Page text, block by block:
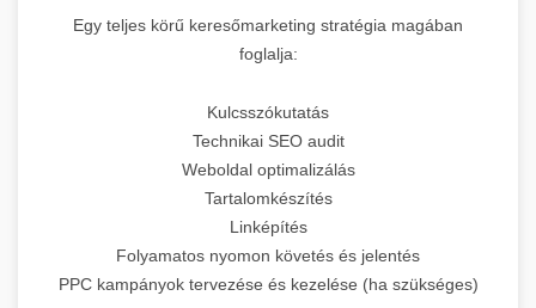
Egy teljes körű keresőmarketing stratégia magában
foglalja:
Kulcsszókutatás
Technikai SEO audit
Weboldal optimalizálás
Tartalomkészítés
Linképítés
Folyamatos nyomon követés és jelentés
PPC kampányok tervezése és kezelése (ha szükséges)